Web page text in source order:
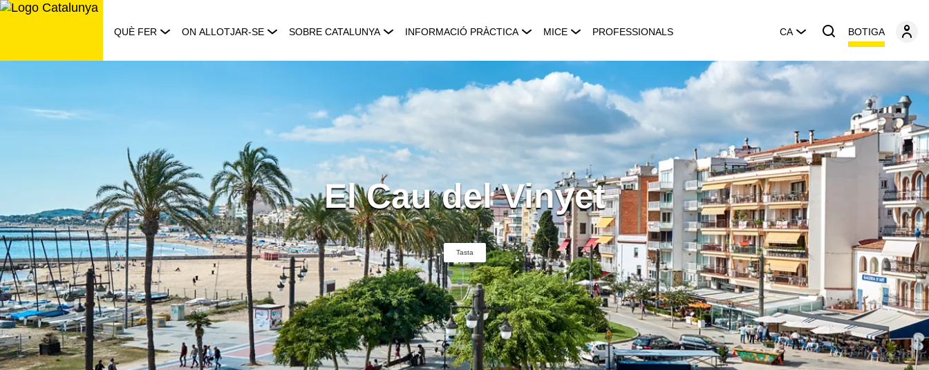
Saltar
QUÈ FER ON ALLOTJAR-SE SOBRE CATALUNYA INFORMACIÓ PRÀCTICA MICE PROFESSIONALS CA BOTIGA
El Cau del Vinyet
Tasta